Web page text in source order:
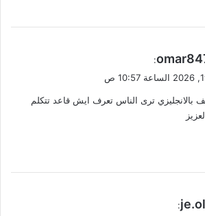
:
بالانجليزي ترى الناس تعرف ايش قاعد تتكلم
: